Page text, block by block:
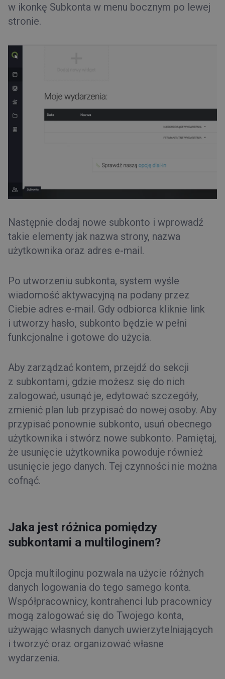
w ikonkę Subkonta w menu bocznym po lewej
stronie.
Następnie dodaj nowe subkonto i wprowadź
takie elementy jak nazwa strony, nazwa
użytkownika oraz adres e-mail.
Po utworzeniu subkonta, system wyśle
wiadomość aktywacyjną na podany przez
Ciebie adres e-mail. Gdy odbiorca kliknie link
i utworzy hasło, subkonto będzie w pełni
funkcjonalne i gotowe do użycia.
Aby zarządzać kontem, przejdź do sekcji
z subkontami, gdzie możesz się do nich
zalogować, usunąć je, edytować szczegóły,
zmienić plan lub przypisać do nowej osoby. Aby
przypisać ponownie subkonto, usuń obecnego
użytkownika i stwórz nowe subkonto. Pamiętaj,
że usunięcie użytkownika powoduje również
usunięcie jego danych. Tej czynności nie można
cofnąć.
Jaka jest różnica pomiędzy
subkontami a multiloginem?
Opcja multiloginu pozwala na użycie różnych
danych logowania do tego samego konta.
Współpracownicy, kontrahenci lub pracownicy
mogą zalogować się do Twojego konta,
używając własnych danych uwierzytelniających
i tworzyć oraz organizować własne
wydarzenia.